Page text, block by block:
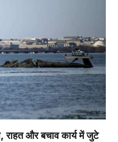
और बचाव कार्य में जुटे